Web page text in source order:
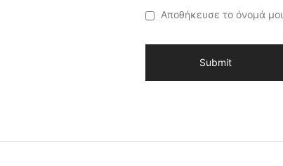
Αποθήκευσε το όνομά